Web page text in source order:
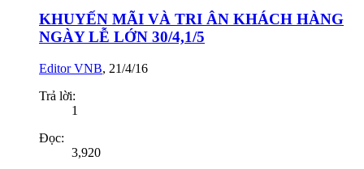
KHUYẾN MÃI VÀ TRI ÂN KHÁCH HÀNG
NGÀY LỄ LỚN 30/4,1/5
Editor VNB, 21/4/16
Trả lời:
1
Đọc:
3,920